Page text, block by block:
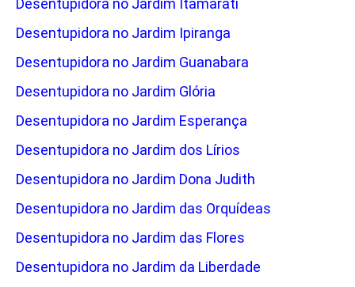
Desentupidora no Jardim Itamarati
Desentupidora no Jardim Ipiranga
Desentupidora no Jardim Guanabara
Desentupidora no Jardim Glória
Desentupidora no Jardim Esperança
Desentupidora no Jardim dos Lírios
Desentupidora no Jardim Dona Judith
Desentupidora no Jardim das Orquídeas
Desentupidora no Jardim das Flores
Desentupidora no Jardim da Liberdade